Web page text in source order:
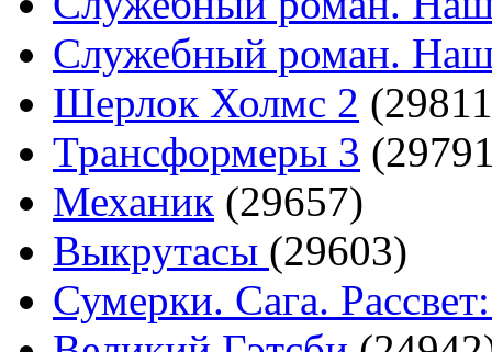
Служебный роман.
Шерлок Холмс 2
Трансформеры 3
Механик (29657)
Выкрутасы (29603)
Сумерки. Сага.